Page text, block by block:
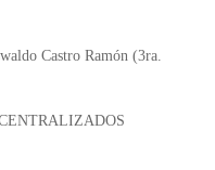
Castro Ramón (3ra.